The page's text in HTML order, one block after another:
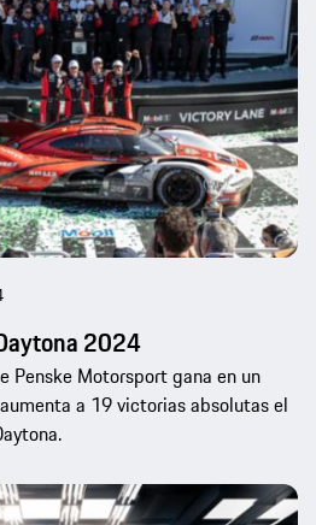
2024
Penske Motorsport gana en un
a 19 victorias absolutas el